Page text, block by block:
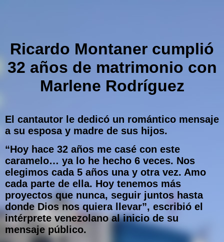
Ricardo Montaner cumplió
32 años de matrimonio con
Marlene Rodríguez
El cantautor le dedicó un romántico mensaje
a su esposa y madre de sus hijos.
“Hoy hace 32 años me casé con este
caramelo… ya lo he hecho 6 veces. Nos
elegimos cada 5 años una y otra vez. Amo
cada parte de ella. Hoy tenemos más
proyectos que nunca, seguir juntos hasta
donde Dios nos quiera llevar”, escribió el
intérprete venezolano al inicio de su
mensaje público.